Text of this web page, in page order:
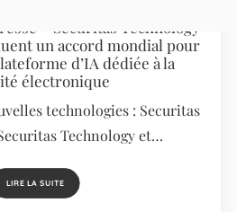
– Securitas Technology
un accord mondial pour
d’IA dédiée à la
électronique
technologies : Securitas
Technology et…
LIRE LA SUITE